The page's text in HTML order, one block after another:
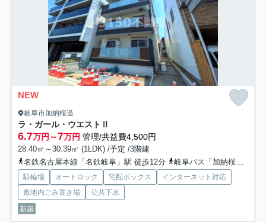
NEW
岐阜市加納桜道
ラ・ガール・ウエストⅡ
6.7万円～7万円 管理/共益費4,500円
28.40㎡～30.39㎡ (1LDK) /予定 /3階建
名鉄名古屋本線「名鉄岐阜」駅 徒歩12分
岐阜バス「加納桜道」バス停下車 徒歩1分
駐輪場 オートロック 宅配ボックス
インターネット対応
敷地内ごみ置き場
公共下水
新築